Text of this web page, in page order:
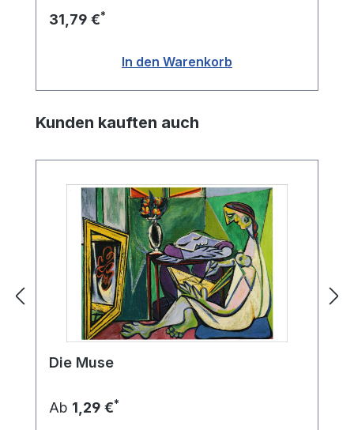
31,79 €*
In den Warenkorb
Produktgalerie überspringen
Kunden kauften auch
Die Muse
Ab 1,29 €*